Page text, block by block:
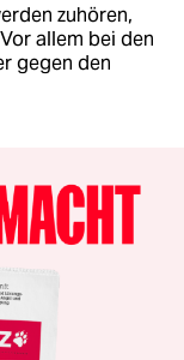
zuhören,
allem bei den
gegen den